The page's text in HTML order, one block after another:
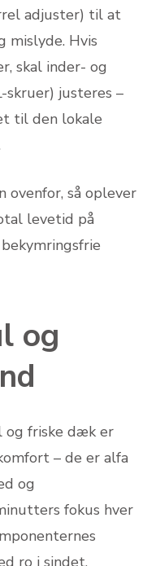
adjuster) til at
mislyde. Hvis
skal inder- og
skruer) justeres –
til den lokale
ovenfor, så oplever
levetid på
og
og friske dæk er
– de er alfa
og
fokus hver
ro i sindet.